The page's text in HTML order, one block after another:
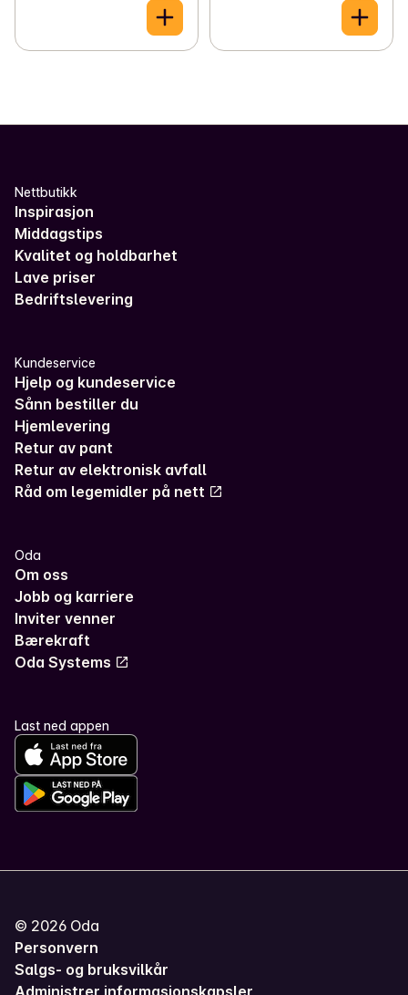
Nettbutikk
Inspirasjon
Middagstips
Kvalitet og holdbarhet
Lave priser
Bedriftslevering
Kundeservice
Hjelp og kundeservice
Sånn bestiller du
Hjemlevering
Retur av pant
Retur av elektronisk avfall
Råd om legemidler på nett
Oda
Om oss
Jobb og karriere
Inviter venner
Bærekraft
Oda Systems
Last ned appen
© 2026 Oda
Personvern
Salgs- og bruksvilkår